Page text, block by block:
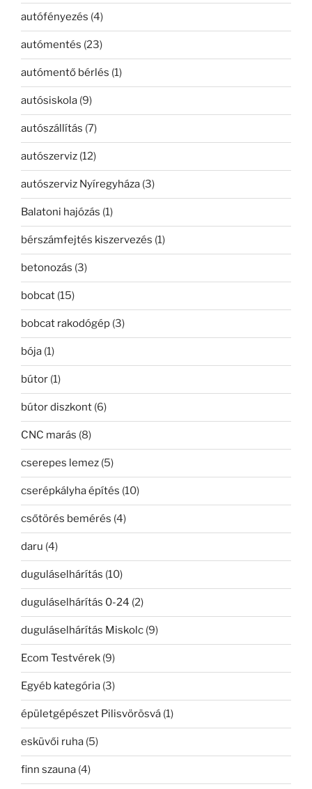
autófényezés (4)
autómentés (23)
autómentő bérlés (1)
autósiskola (9)
autószállítás (7)
autószerviz (12)
autószerviz Nyíregyháza (3)
Balatoni hajózás (1)
bérszámfejtés kiszervezés (1)
betonozás (3)
bobcat (15)
bobcat rakodógép (3)
bója (1)
bútor (1)
bútor diszkont (6)
CNC marás (8)
cserepes lemez (5)
cserépkályha építés (10)
csőtörés bemérés (4)
daru (4)
duguláselhárítás (10)
duguláselhárítás 0-24 (2)
duguláselhárítás Miskolc (9)
Ecom Testvérek (9)
Egyéb kategória (3)
épületgépészet Pilisvörösvá (1)
esküvői ruha (5)
finn szauna (4)